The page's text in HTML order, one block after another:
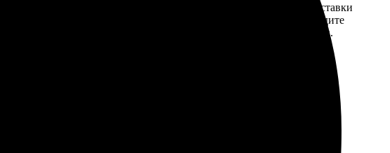
Введите адрес и выберите способ доставки
заказа. Если у вас есть промокод, введите
его в специальное поле для промокода.